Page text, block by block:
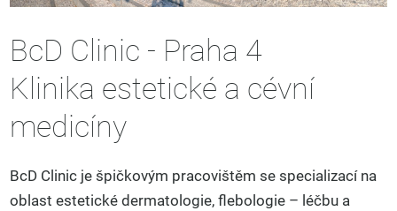
BcD Clinic - Praha 4
Klinika estetické a cévní
medicíny
BcD Clinic je špičkovým pracovištěm se specializací na
oblast estetické dermatologie, flebologie – léčbu a